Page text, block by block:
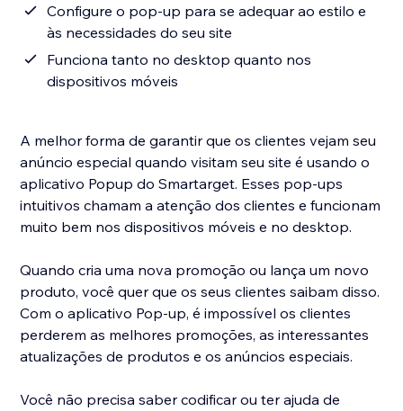
Configure o pop-up para se adequar ao estilo e
às necessidades do seu site
Funciona tanto no desktop quanto nos
dispositivos móveis
A melhor forma de garantir que os clientes vejam seu
anúncio especial quando visitam seu site é usando o
aplicativo Popup do Smartarget. Esses pop-ups
intuitivos chamam a atenção dos clientes e funcionam
muito bem nos dispositivos móveis e no desktop.
Quando cria uma nova promoção ou lança um novo
produto, você quer que os seus clientes saibam disso.
Com o aplicativo Pop-up, é impossível os clientes
perderem as melhores promoções, as interessantes
atualizações de produtos e os anúncios especiais.
Você não precisa saber codificar ou ter ajuda de